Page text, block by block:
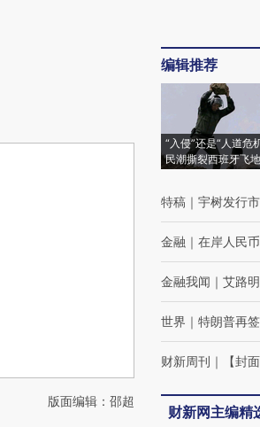
版面编辑：邵超
编辑推荐
“入侵”还是“人道危
民潮撕裂西班牙飞
特稿 ｜ 宇树发行
金融 ｜ 在岸人民
金融我闻 ｜ 艾路
世界 ｜ 特朗普再
财新周刊 ｜ 【封
财新网主编精